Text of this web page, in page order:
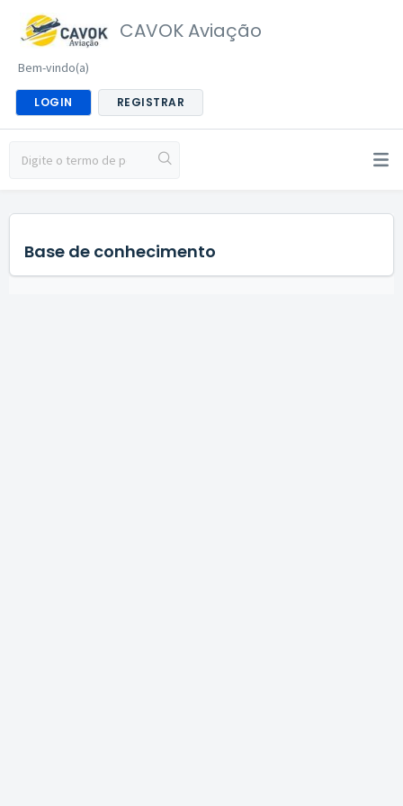
CAVOK Aviação
Bem-vindo(a)
LOGIN REGISTRAR
Base de conhecimento